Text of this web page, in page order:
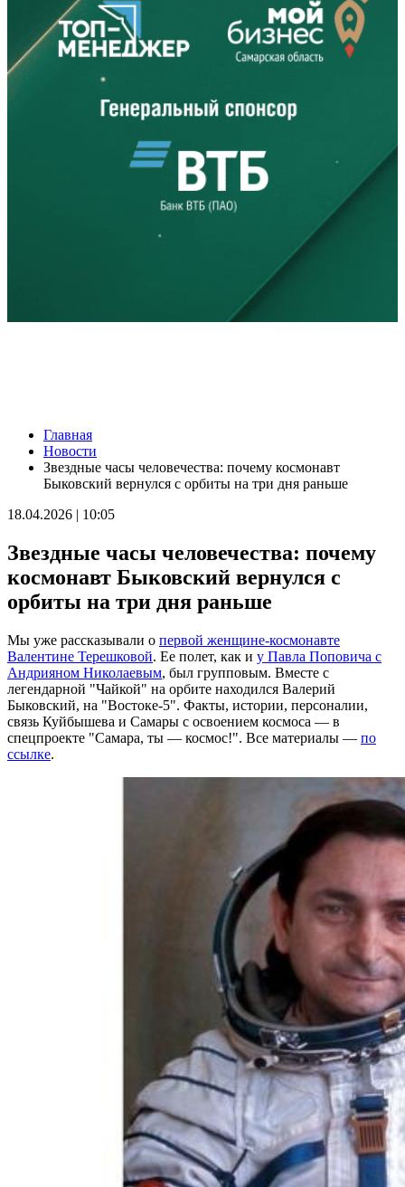
Серия магнитных бурь ожидается в Самарской области во
второй половине августа
08.08.2026 | 21:52
"Акрон" вничью сыграл с "Локомотивом" в третьем туре РПЛ
Вячеслав Федорищев поздравил "Волонтёров-медиков" с
08.08.2026 | 21:07
Есть погибшие: в Ставропольском районе столкнулись две
моторные лодки
08.08.2026 | 20:33
Вячеслав Федорищев – в топ-3 губернаторов по количеству
подписчиков в "МАКСе"
08.08.2026 | 20:01
Состав ХК ЦСК ВВС пополнили два нападающих
08.08.2026 | 19:39
Вячеслав Федорищев: "В Самарской области сильные,
спортивные и талантливые люди"
08.08.2026 | 19:11
8 августа самарские "Крылья Советов" на домашнем стадионе
уступили "Балтике"
Вячеслав Федорищев: "У нас очень сильная федерация
Самарцев приглашают на бесплатные тренировки 9 августа
8 августа в Самаре косят траву на 20-ти улицах
Школы Самарской области перейдут на обновленную
В Самарской области 8 августа объявили штормовое
Вячеслав Федорищев вручил награды спортсменам, тренерам
Где в Самаре отключат холодную воду с 10 по 12 августа:
Ливень с грозой и жара до 35 °C ожидаются в Самарской
Самарцев приглашают на бесплатные показы советского кино
Главная
Новости
Звездные часы человечества: почему космонавт
Быковский вернулся с орбиты на три дня раньше
18.04.2026 | 10:05
Звездные часы человечества: почему
космонавт Быковский вернулся с
орбиты на три дня раньше
Мы уже рассказывали о первой женщине-космонавте
Валентине Терешковой. Ее полет, как и у Павла Поповича с
Андрияном Николаевым, был групповым. Вместе с
легендарной "Чайкой" на орбите находился Валерий
Быковский, на "Востоке-5". Факты, истории, персоналии,
связь Куйбышева и Самары с освоением космоса — в
спецпроекте "Самара, ты — космос!". Все материалы — по
ссылке.